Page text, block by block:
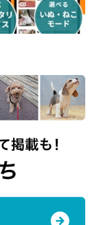
時期を発情期とい
が起こり、発情期
3ヶ月の期間を発
交配をしなかっ
になっているた